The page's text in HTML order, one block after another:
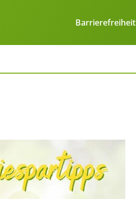
Barrierefreiheit